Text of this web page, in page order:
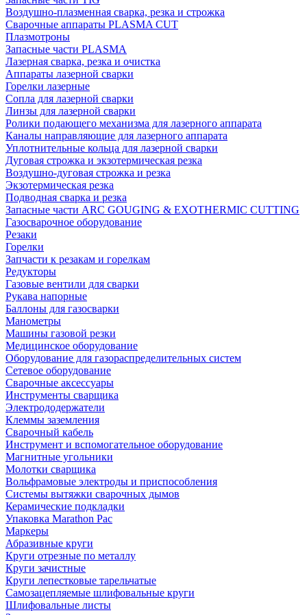
Воздушно-плазменная сварка, резка и строжка
Сварочные аппараты PLASMA CUT
Плазмотроны
Запасные части PLASMA
Лазерная сварка, резка и очистка
Аппараты лазерной сварки
Горелки лазерные
Сопла для лазерной сварки
Линзы для лазерной сварки
Ролики подающего механизма для лазерного аппарата
Каналы направляющие для лазерного аппарата
Уплотнительные кольца для лазерной сварки
Дуговая строжка и экзотермическая резка
Воздушно-дуговая строжка и резка
Экзотермическая резка
Подводная сварка и резка
Запасные части ARC GOUGING & EXOTHERMIC CUTTING
Газосварочное оборудование
Резаки
Горелки
Запчасти к резакам и горелкам
Редукторы
Газовые вентили для сварки
Рукава напорные
Баллоны для газосварки
Манометры
Машины газовой резки
Медицинское оборудование
Оборудование для газораспределительных систем
Сетевое оборудование
Сварочные аксессуары
Инструменты сварщика
Электрододержатели
Клеммы заземления
Сварочный кабель
Инструмент и вспомогательное оборудование
Магнитные угольники
Молотки сварщика
Вольфрамовые электроды и приспособления
Системы вытяжки сварочных дымов
Керамические подкладки
Упаковка Marathon Pac
Маркеры
Абразивные круги
Круги отрезные по металлу
Круги зачистные
Круги лепестковые тарельчатые
Самозацепляемые шлифовальные круги
Шлифовальные листы